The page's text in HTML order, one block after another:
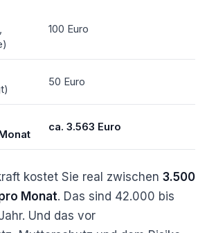
100 Euro
50 Euro
ca. 3.563 Euro
kostet Sie real zwischen 3.500
Monat. Das sind 42.000 bis
Und das vor